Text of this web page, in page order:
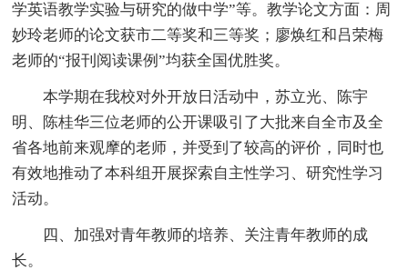
学英语教学实验与研究的做中学”等。教学论文方面：周
妙玲老师的论文获市二等奖和三等奖；廖焕红和吕荣梅
老师的“报刊阅读课例”均获全国优胜奖。
本学期在我校对外开放日活动中，苏立光、陈宇
明、陈桂华三位老师的公开课吸引了大批来自全市及全
省各地前来观摩的老师，并受到了较高的评价，同时也
有效地推动了本科组开展探索自主性学习、研究性学习
活动。
四、加强对青年教师的培养、关注青年教师的成
长。